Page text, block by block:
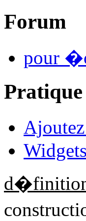
Forum
pour
Pratique